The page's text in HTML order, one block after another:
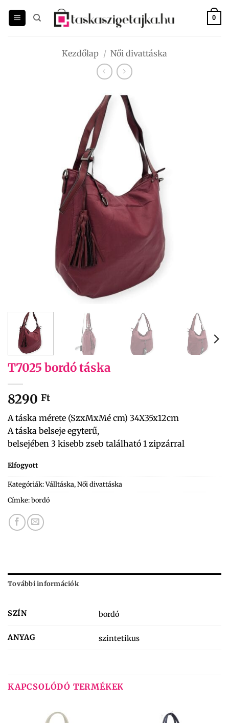
0
Kezdőlap / Női divattáska
T7025 bordó táska
8290 Ft
A táska mérete (SzxMxMé cm) 34X35x12cm
A táska belseje egyterű,
belsejében 3 kisebb zseb található 1 zipzárral
Elfogyott
Kategóriák:Válltáska,Női divattáska
Címke:bordó
További információk
SZÍN bordó
ANYAG szintetikus
KAPCSOLÓDÓ TERMÉKEK